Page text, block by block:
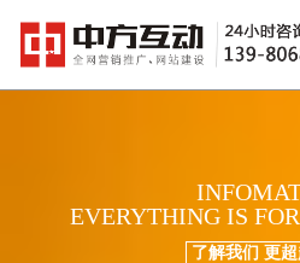
EVERYTHING IS
了解我们 更超